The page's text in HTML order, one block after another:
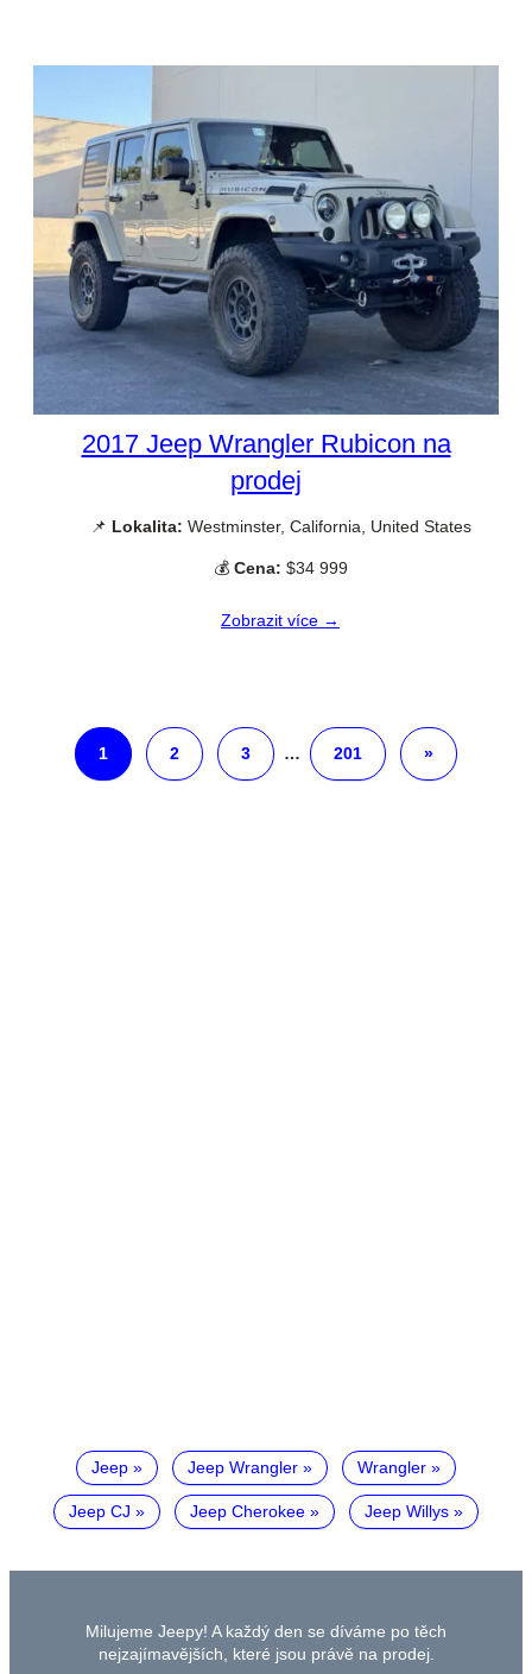
2017 Jeep Wrangler Rubicon na
prodej
📌 Lokalita: Westminster, California, United States
💰 Cena: $34 999
Zobrazit více →
1 2 3 … 201 »
Jeep Jeep Wrangler Wrangler
Jeep CJ Jeep Cherokee Jeep Willys
Milujeme Jeepy! A každý den se díváme po těch
nejzajímavějších, které jsou právě na prodej.